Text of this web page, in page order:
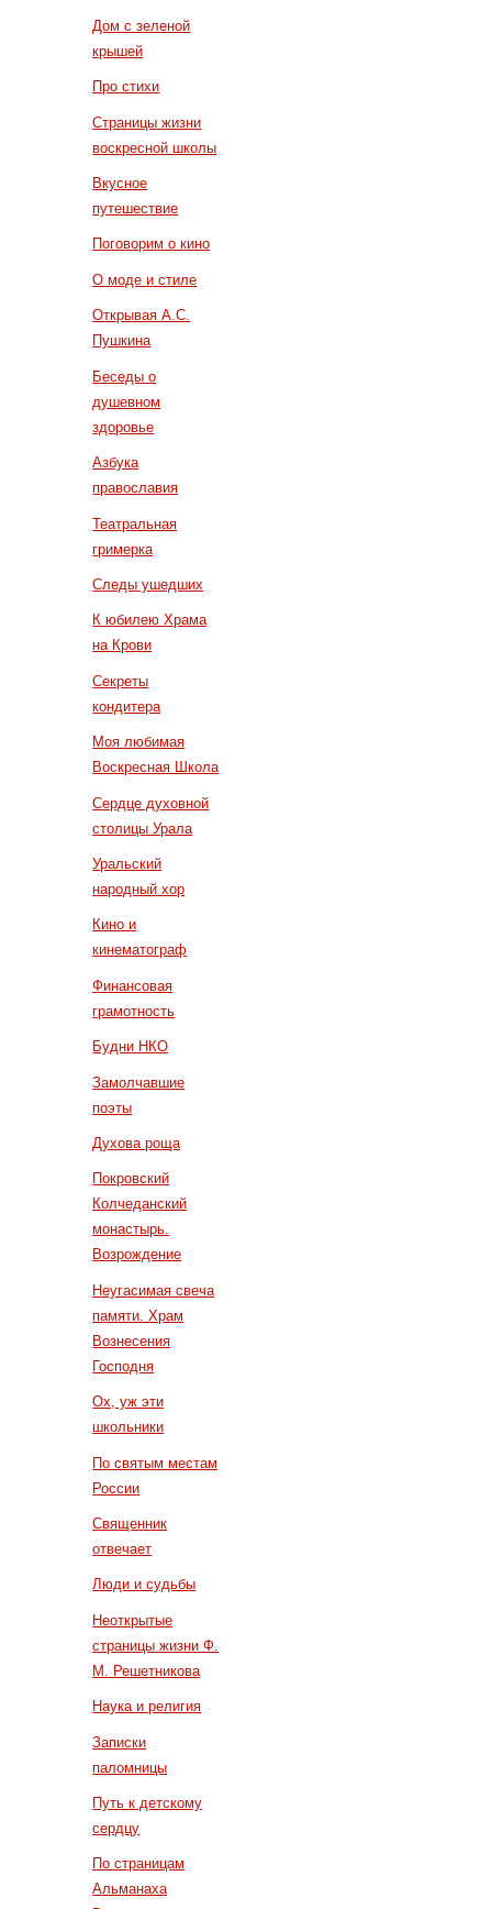
Дом с зеленой
крышей
Про стихи
Страницы жизни
воскресной школы
Вкусное
путешествие
Поговорим о кино
О моде и стиле
Открывая А.С.
Пушкина
Беседы о
душевном
здоровье
Азбука
православия
Театральная
гримерка
Следы ушедших
К юбилею Храма
на Крови
Секреты
кондитера
Моя любимая
Воскресная Школа
Сердце духовной
столицы Урала
Уральский
народный хор
Кино и
кинематограф
Финансовая
грамотность
Будни НКО
Замолчавшие
поэты
Духова роща
Покровский
Колчеданский
монастырь.
Возрождение
Неугасимая свеча
памяти. Храм
Вознесения
Господня
Ох, уж эти
школьники
По святым местам
России
Священник
отвечает
Люди и судьбы
Неоткрытые
страницы жизни Ф.
М. Решетникова
Наука и религия
Записки
паломницы
Путь к детскому
сердцу
По страницам
Альманаха